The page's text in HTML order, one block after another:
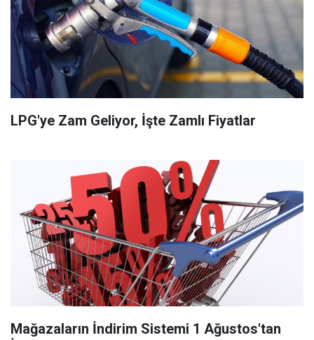
LPG'ye Zam Geliyor, İşte Zamlı Fiyatlar
Mağazaların İndirim Sistemi 1 Ağustos'tan